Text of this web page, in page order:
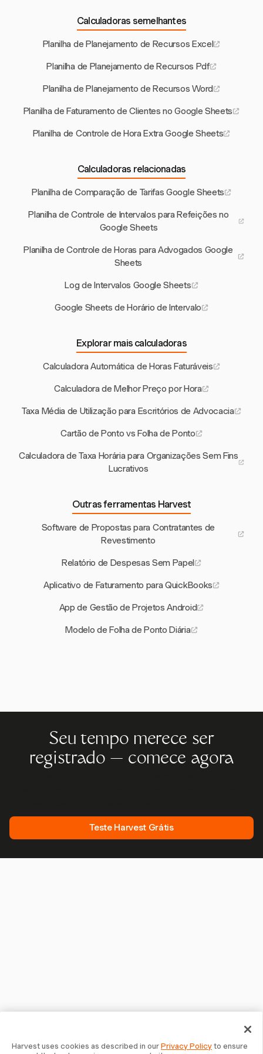
Calculadoras semelhantes
Planilha de Planejamento de Recursos Excel
Planilha de Planejamento de Recursos Pdf
Planilha de Planejamento de Recursos Word
Planilha de Faturamento de Clientes no Google Sheets
Planilha de Controle de Hora Extra Google Sheets
Calculadoras relacionadas
Planilha de Comparação de Tarifas Google Sheets
Planilha de Controle de Intervalos para Refeições no
Google Sheets
Planilha de Controle de Horas para Advogados Google
Sheets
Log de Intervalos Google Sheets
Google Sheets de Horário de Intervalo
Explorar mais calculadoras
Calculadora Automática de Horas Faturáveis
Calculadora de Melhor Preço por Hora
Taxa Média de Utilização para Escritórios de Advocacia
Cartão de Ponto vs Folha de Ponto
Calculadora de Taxa Horária para Organizações Sem Fins
Lucrativos
Outras ferramentas Harvest
Software de Propostas para Contratantes de
Revestimento
Relatório de Despesas Sem Papel
Aplicativo de Faturamento para QuickBooks
App de Gestão de Projetos Android
Modelo de Folha de Ponto Diária
Seu tempo merece ser
registrado — comece agora
Teste Harvest Grátis
Harvest uses cookies as described in ourPrivacy Policyto ensure